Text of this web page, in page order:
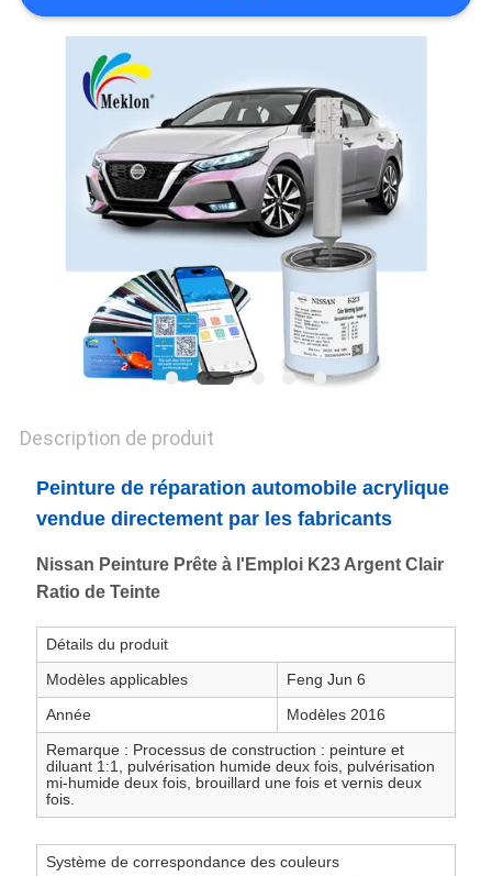
DE
SOUMISSION
POLITIQUE
CONFIDENTIALITÉ
Description de produit
Peinture de réparation automobile acrylique
vendue directement par les fabricants
Nissan Peinture Prête à l'Emploi K23 Argent Clair
Ratio de Teinte
Détails du produit
Modèles applicables
Feng Jun 6
Année
Modèles 2016
Remarque : Processus de construction : peinture et
diluant 1:1, pulvérisation humide deux fois, pulvérisation
mi-humide deux fois, brouillard une fois et vernis deux
fois.
Système de correspondance des couleurs